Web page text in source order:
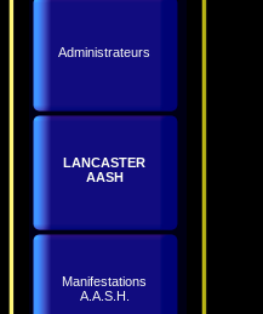
Administrateurs
LANCASTER
AASH
Manifestations
A.A.S.H.